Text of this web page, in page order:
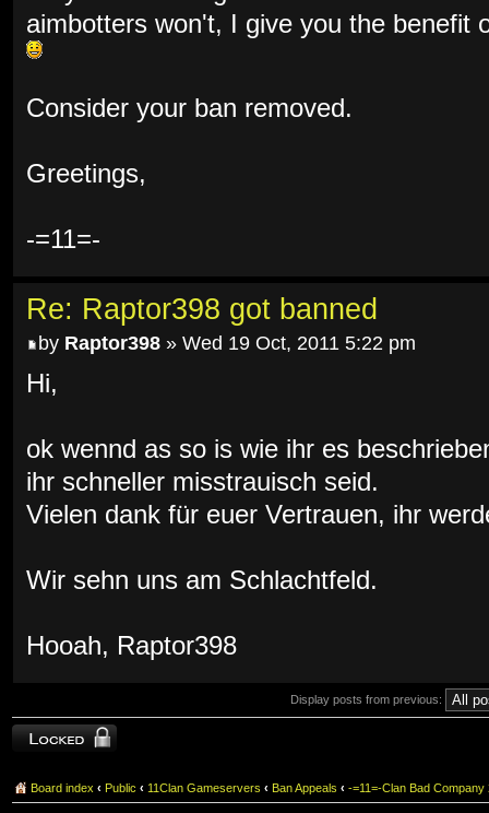
aimbotters won't, I give you the benefit
Consider your ban removed.
Greetings,
-=11=-
Re: Raptor398 got banned
by Raptor398 » Wed 19 Oct, 2011 5:22 pm
Hi,
ok wennd as so is wie ihr es
ihr schneller misstrauisch seid.
Vielen dank für euer Vertrauen, ihr
Wir sehn uns am Schlachtfeld.
Hooah, Raptor398
Display posts from previous:
Topic locked
Board index ‹ Public ‹ 11Clan Gameservers ‹ Ban Appeals ‹ -=11=-Clan Bad